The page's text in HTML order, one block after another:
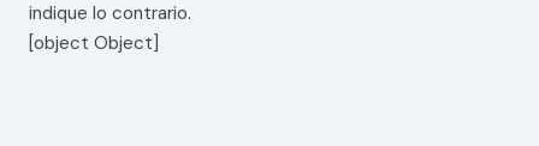
indique lo contrario.
[object Object]